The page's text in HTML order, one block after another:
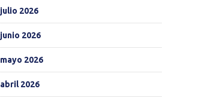
julio 2026
junio 2026
mayo 2026
abril 2026